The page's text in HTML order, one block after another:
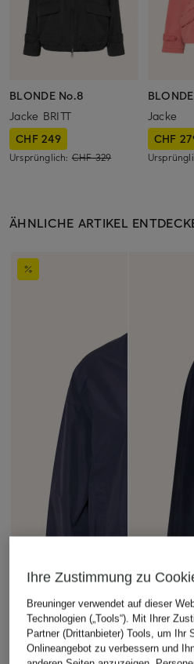
BLONDE No.8
Jacke BRITT
CHF 249
Ursprünglich: CHF 329
Jacke
CHF
ÄHNLICHE ARTIKEL
Ihre Zustimmung zu
Breuninger verwendet auf dieser
Technologien („Tools“). Mit Ihrer
Partner (Drittanbieter) Tools, um Ihr
Onlineangebot zu verbessern und